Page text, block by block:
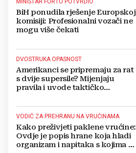
MINISTAR FORTO POTVRDIO
BiH ponudila rješenje Europskoj
komisiji: Profesionalni vozači ne
mogu više čekati
DVOSTRUKA OPASNOST
Amerikanci se pripremaju za rat
s dvije supersile? Mijenjaju
pravila i uvode taktičko
VODIČ ZA PREHRANU NA VRUĆINAMA
Kako preživjeti paklene vrućine:
Ovdje je popis hrane koja hladi
organizam i napitaka s kojima si